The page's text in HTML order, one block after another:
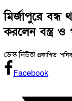
মির্জাপুরে
করলেন বস্ত্র ও
ডেস্ক নিউজপ্রকাশিত:
Facebook